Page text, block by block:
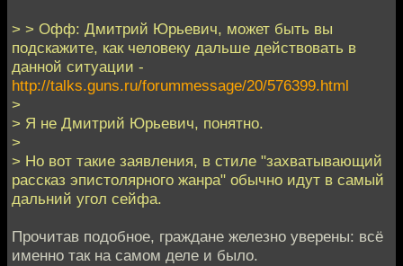
> > Офф: Дмитрий Юрьевич, может быть вы
подскажите, как человеку дальше действовать в
данной ситуации -
http://talks.guns.ru/forummessage/20/576399.html
>
> Я не Дмитрий Юрьевич, понятно.
>
> Но вот такие заявления, в стиле "захватывающий
рассказ эпистолярного жанра" обычно идут в самый
дальний угол сейфа.
Прочитав подобное, граждане железно уверены: всё
именно так на самом деле и было.